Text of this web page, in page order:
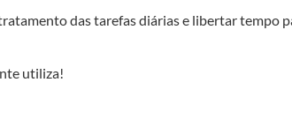
das tarefas diárias e libertar tempo
utiliza!